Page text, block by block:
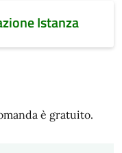
Istanza
è gratuito.